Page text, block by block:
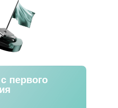
первого